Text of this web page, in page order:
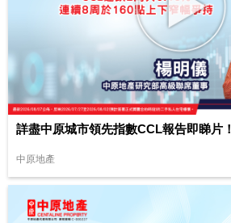
詳盡中原城市領先指數CCL報告即睇片！
中原地產